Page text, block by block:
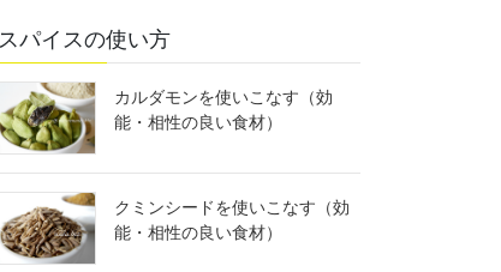
スパイスの使い方
カルダモンを使いこなす（効
能・相性の良い食材）
クミンシードを使いこなす（効
能・相性の良い食材）